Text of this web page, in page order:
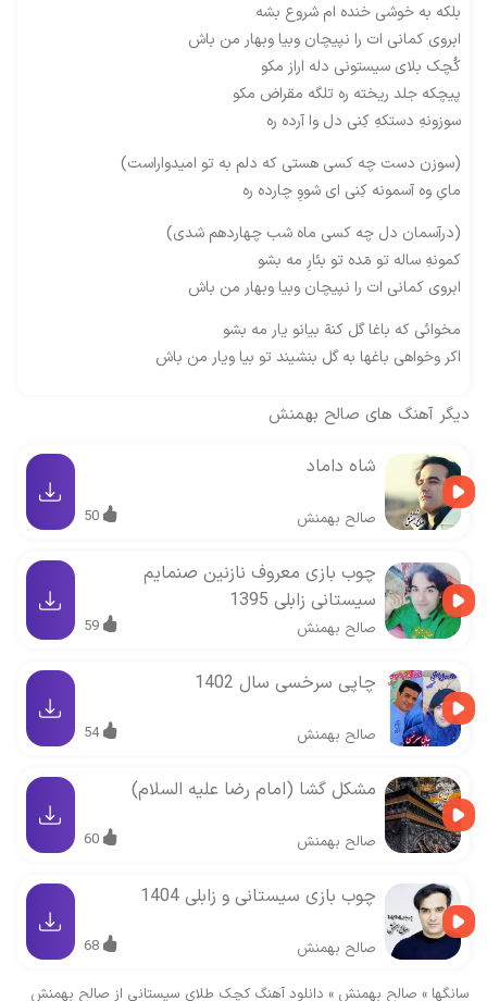
بلکه به خوشی خنده ام شروع بشه
ابروی کمانی ات را نپیچان وبیا وبهار من باش
کُچک بلای سیستونی دله اراز مکو
پیچکه جلد ریخته ره تلگه مقراض مکو
سوزونهِ دستکهِ کِنی دل وا آرده ره
(سوزن دست چه کسی هستی که دلم به تو امیدواراست)
مایِ وه آسمونه کِنی ای شووِ چارده ره
(درآسمان دل چه کسی ماه شب چهاردهم شدی)
کمونهِ ساله تو مٓده تو بئارِ مه بشو
ابروی کمانی ات را نپیچان وبیا وبهار من باش
مخوائی که باغا گل کنهٓ بیانو یار مه بشو
اکر وخواهی باغها به گل بنشیند تو بیا ویار من باش
دیگر آهنگ های صالح بهمنش
شاه داماد
صالح بهمنش 50
چوب بازی معروف نازنین صنمایم
سیستانی زابلی 1395
صالح بهمنش 59
چاپی سرخسی سال 1402
صالح بهمنش 54
مشکل گشا (امام رضا علیه السلام)
صالح بهمنش 60
چوب بازی سیستانی و زابلی 1404
صالح بهمنش 68
سانگها » صالح بهمنش » دانلود آهنگ کچک طلای سیستانی از صالح بهمنش